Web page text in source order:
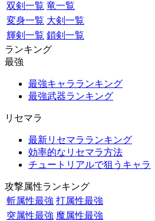
双剣一覧 竜一覧
変身一覧 大剣一覧
輝剣一覧 鎖剣一覧
ランキング
最強
最強キャラランキング
最強武器ランキング
リセマラ
最新リセマラランキング
効率的なリセマラ方法
チュートリアルで狙うキャラ
攻撃属性ランキング
斬属性最強 打属性最強
突属性最強 魔属性最強